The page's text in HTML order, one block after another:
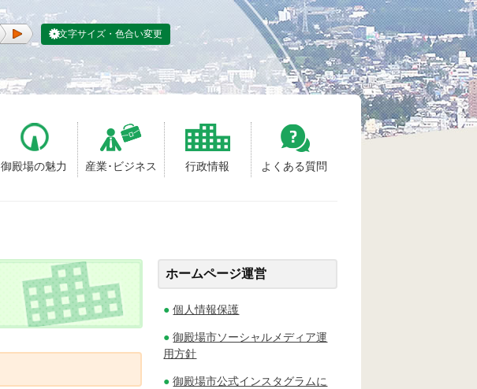
御殿場の魅力 産業･ビジネス 行政情報 よくある質問
文字サイズ・色合い変更
ホームページ運営
個人情報保護
御殿場市ソーシャルメディア運
用方針
御殿場市公式インスタグラムに